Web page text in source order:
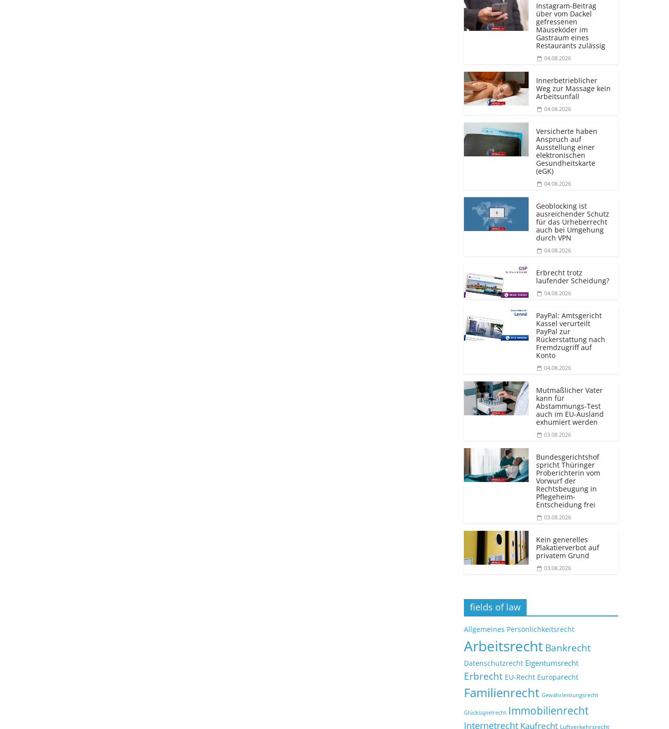
Instagram-Beitrag
über vom Dackel
gefressenen
Mäuseköder im
Gastraum eines
Restaurants zulässig
04.08.2026
Innerbetrieblicher
Weg zur Massage kein
Arbeitsunfall
04.08.2026
Versicherte haben
Anspruch auf
Ausstellung einer
elektronischen
Gesundheitskarte
(eGK)
04.08.2026
Geoblocking ist
ausreichender Schutz
für das Urheberrecht
auch bei Umgehung
durch VPN
04.08.2026
Erbrecht trotz
laufender Scheidung?
04.08.2026
PayPal: Amtsgericht
Kassel verurteilt
PayPal zur
Rückerstattung nach
Fremdzugriff auf
Konto
04.08.2026
Mutmaßlicher Vater
kann für
Abstammungs-Test
auch im EU-Ausland
exhumiert werden
03.08.2026
Bundesgerichtshof
spricht Thüringer
Proberichterin vom
Vorwurf der
Rechtsbeugung in
Pflegeheim-
Entscheidung frei
03.08.2026
Kein generelles
Plakatierverbot auf
privatem Grund
03.08.2026
fields of law
Allgemeines Persönlichkeitsrecht
ArbeitsrechtBankrecht
Datenschutzrecht Eigentumsrecht
Erbrecht EU-Recht Europarecht
Familienrecht Gewährleistungsrecht
Glücksspielrecht Immobilienrecht
Internetrecht Kaufrecht Luftverkehrsrecht